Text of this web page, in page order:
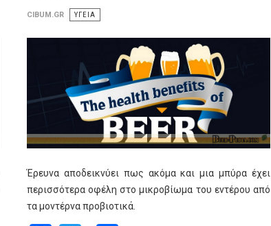
CIBUM.GR ΥΓΕΙΑ
Έρευνα αποδεικνύει πως ακόμα και μια μπύρα έχει
περισσότερα οφέλη στο μικροβίωμα του εντέρου από
τα μοντέρνα προβιοτικά.